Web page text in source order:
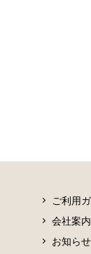
ご利用
会社案内
お知らせ